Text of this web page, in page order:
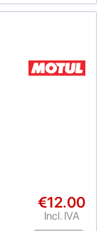
€12.00
Incl. IVA